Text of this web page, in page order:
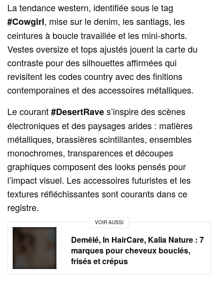
La tendance western, identifiée sous le tag
#Cowgirl, mise sur le denim, les santiags, les
ceintures à boucle travaillée et les mini‑shorts.
Vestes oversize et tops ajustés jouent la carte du
contraste pour des silhouettes affirmées qui
revisitent les codes country avec des finitions
contemporaines et des accessoires métalliques.
Le courant#DesertRaves’inspire des scènes
électroniques et des paysages arides : matières
métalliques, brassières scintillantes, ensembles
monochromes, transparences et découpes
graphiques composent des looks pensés pour
l’impact visuel. Les accessoires futuristes et les
textures réfléchissantes sont courants dans ce
registre.
VOIR AUSSI
Demêlé, In HairCare, Kalia Nature : 7
marques pour cheveux bouclés,
frisés et crépus